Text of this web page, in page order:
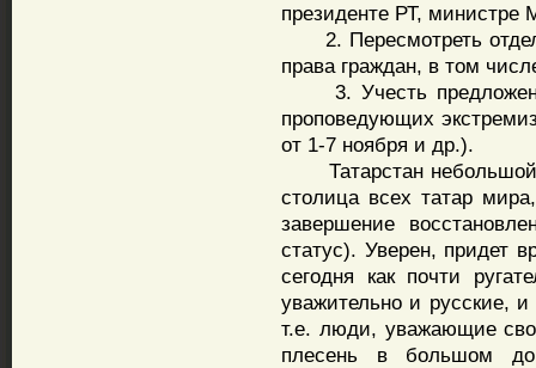
президенте РТ, министре
2. Пересмотреть
права граждан, в том
3. Учесть
проповедующих
от 1-7 ноября и др.).
Татарстан небольшой
столица всех татар
завершение
статус). Уверен, придет
сегодня как почти
уважительно и русские,
т.е. люди, уважающие
плесень в большом